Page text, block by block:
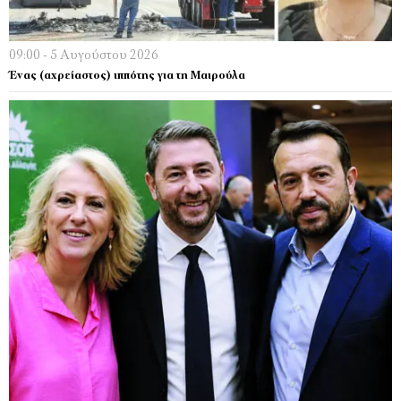
09:00 - 5 Αυγούστου 2026
Ένας (αχρείαστος) ιππότης για τη Μαιρούλα